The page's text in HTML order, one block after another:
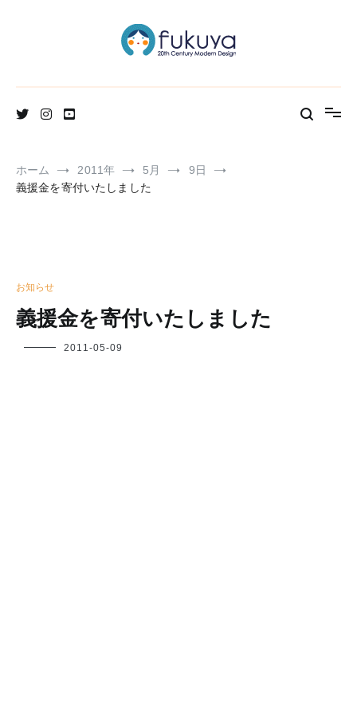
ホーム 2011年 5月
9日
義援金を寄付いたしました
お知らせ
義援金を寄付いたしました
フ
2011-05-09